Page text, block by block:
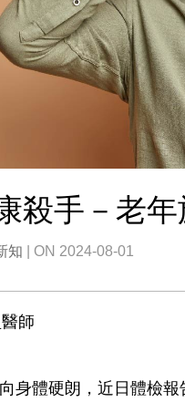
殺手－老
知 | ON 2024-08-01
師
身體硬朗，近日體檢